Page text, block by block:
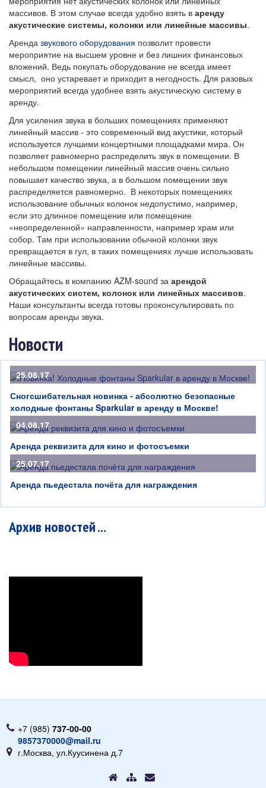
массивов. В этом случае всегда удобно взять в аренду
акустические системы, колонки или линейные массивы.
Аренда звукового оборудования позволит провести
мероприятие на высшем уровне и без лишних финансовых
вложений. Ведь покупать оборудование не всегда имеет
смысл, оно устаревает и приходит в негодность. Для разовых
мероприятий всегда удобнее взять акустическую систему в
аренду.
Для усиления звука в больших помещениях применяют
линейный массив - это современный вид акустики, который
используется лучшими концертными площадками мира. Он
позволяет равномерно распределить звук в помещении. В
небольшом помещении линейный массив очень сильно
повышает качество звука, а в большом помещении звук
распределяется равномерно. В некоторых помещениях
использование обычных колонок недопустимо, например,
если это длинное помещение или помещение
«неопределенной» направленности, например храм или
собор. Там при использовании обычной колонки звук
превращается в гул, в таких помещениях лучше использовать
линейные массивы.
Обращайтесь в компанию AZM-sound за арендой
акустических систем, колонок или линейных массивов.
Наши консультанты всегда готовы проконсультировать по
вопросам аренды звука.
Новости
25.08.17
Сногсшибательная новинка - абсолютно безопасные
холодные фонтаны Sparkular в аренду в Москве!
04.08.17
Аренда реквизита для кино и фотосъемки
25.07.17
Аренда пьедестала почёта для награждения
Архив новостей ...
+7 (985) 737-00-00
9857370000@mail.ru
г.Москва, ул.Куусинена д.7